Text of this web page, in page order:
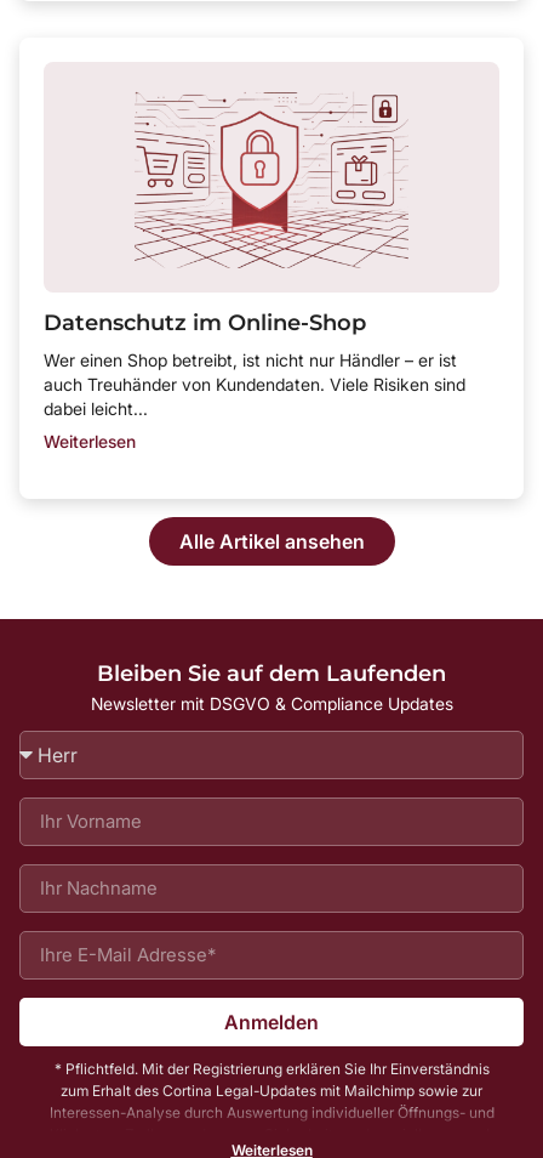
Datenschutz im Online-Shop
Wer einen Shop betreibt, ist nicht nur Händler – er ist
auch Treuhänder von Kundendaten. Viele Risiken sind
dabei leicht...
Weiterlesen
Alle Artikel ansehen
Bleiben Sie auf dem Laufenden
Newsletter mit DSGVO & Compliance Updates
Anmelden
* Pflichtfeld. Mit der Registrierung erklären Sie Ihr Einverständnis
zum Erhalt des Cortina Legal-Updates mit Mailchimp sowie zur
Interessen-Analyse durch Auswertung individueller Öffnungs- und
Weiterlesen